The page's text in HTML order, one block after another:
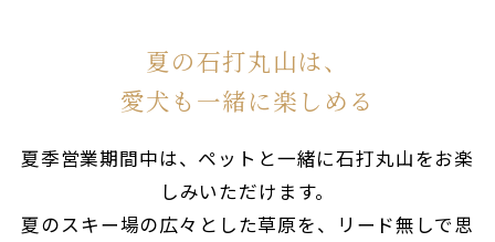
夏の石打丸山は、
愛犬も一緒に楽しめる
夏季営業期間中は、ペットと一緒に石打丸山をお楽
しみいただけます。
夏のスキー場の広々とした草原を、リード無しで思